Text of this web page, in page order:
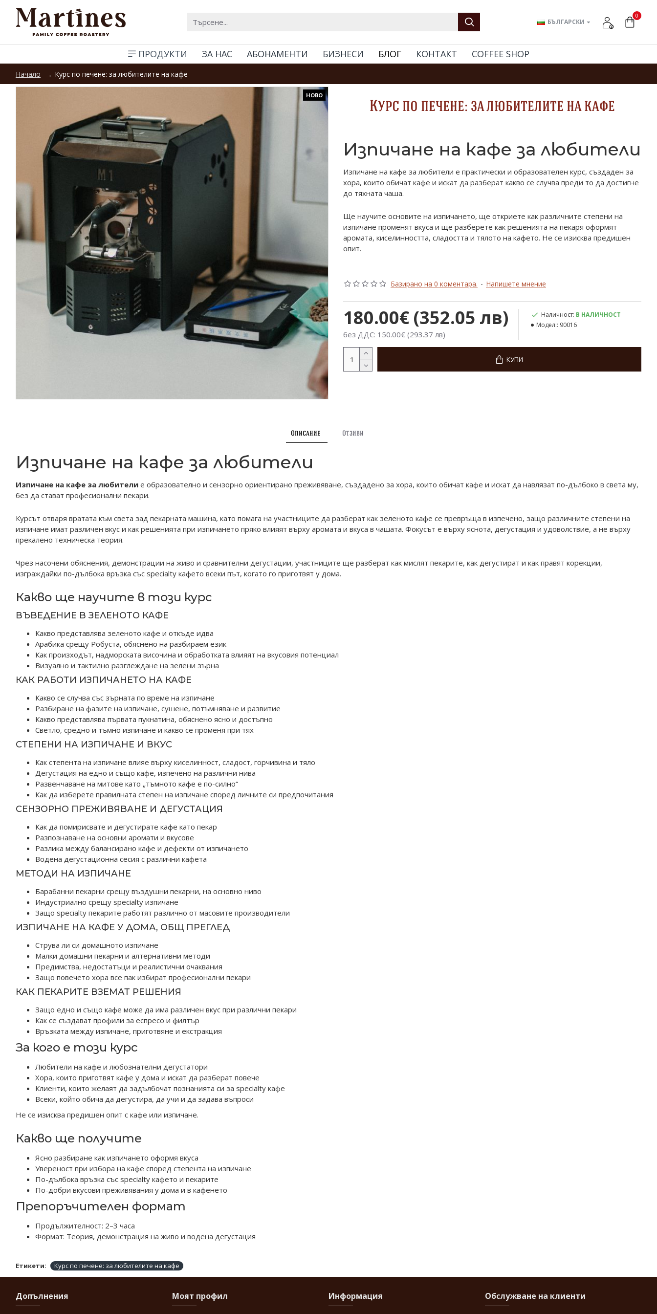
БЪЛГАРСКИ
0
ПРОДУКТИ ЗА НАС АБОНАМЕНТИ БИЗНЕСИ БЛОГ КОНТАКТ COFFEE SHOP
Начало Курс по печене: за любителите на кафе
НОВО
Курс по печене: за любителите на кафе
Изпичане на кафе за любители
Изпичане на кафе за любители е практически и образователен курс, създаден за
хора, които обичат кафе и искат да разберат какво се случва преди то да достигне
до тяхната чаша.
Ще научите основите на изпичането, ще откриете как различните степени на
изпичане променят вкуса и ще разберете как решенията на пекаря оформят
аромата, киселинността, сладостта и тялото на кафето. Не се изисква предишен
опит.
Базирано на 0 коментара. - Напишете мнение
180.00€ (352.05 лв)
без ДДС: 150.00€ (293.37 лв)
Наличност: В НАЛИЧНОСТ
Модел:: 90016
КУПИ
Описание Отзиви
Изпичане на кафе за любители
Изпичане на кафе за любители е образователно и сензорно ориентирано преживяване, създадено за хора, които обичат кафе и искат да навлязат по-дълбоко в света му,
без да стават професионални пекари.
Курсът отваря вратата към света зад пекарната машина, като помага на участниците да разберат как зеленото кафе се превръща в изпечено, защо различните степени на
изпичане имат различен вкус и как решенията при изпичането пряко влияят върху аромата и вкуса в чашата. Фокусът е върху яснота, дегустация и удоволствие, а не върху
прекалено техническа теория.
Чрез насочени обяснения, демонстрации на живо и сравнителни дегустации, участниците ще разберат как мислят пекарите, как дегустират и как правят корекции,
изграждайки по-дълбока връзка със specialty кафето всеки път, когато го приготвят у дома.
Какво ще научите в този курс
ВЪВЕДЕНИЕ В ЗЕЛЕНОТО КАФЕ
Какво представлява зеленото кафе и откъде идва
Арабика срещу Робуста, обяснено на разбираем език
Как произходът, надморската височина и обработката влияят на вкусовия потенциал
Визуално и тактилно разглеждане на зелени зърна
КАК РАБОТИ ИЗПИЧАНЕТО НА КАФЕ
Какво се случва със зърната по време на изпичане
Разбиране на фазите на изпичане, сушене, потъмняване и развитие
Какво представлява първата пукнатина, обяснено ясно и достъпно
Светло, средно и тъмно изпичане и какво се променя при тях
СТЕПЕНИ НА ИЗПИЧАНЕ И ВКУС
Как степента на изпичане влияе върху киселинност, сладост, горчивина и тяло
Дегустация на едно и също кафе, изпечено на различни нива
Развенчаване на митове като „тъмното кафе е по-силно“
Как да изберете правилната степен на изпичане според личните си предпочитания
СЕНЗОРНО ПРЕЖИВЯВАНЕ И ДЕГУСТАЦИЯ
Как да помирисвате и дегустирате кафе като пекар
Разпознаване на основни аромати и вкусове
Разлика между балансирано кафе и дефекти от изпичането
Водена дегустационна сесия с различни кафета
МЕТОДИ НА ИЗПИЧАНЕ
Барабанни пекарни срещу въздушни пекарни, на основно ниво
Индустриално срещу specialty изпичане
Защо specialty пекарите работят различно от масовите производители
ИЗПИЧАНЕ НА КАФЕ У ДОМА, ОБЩ ПРЕГЛЕД
Струва ли си домашното изпичане
Малки домашни пекарни и алтернативни методи
Предимства, недостатъци и реалистични очаквания
Защо повечето хора все пак избират професионални пекари
КАК ПЕКАРИТЕ ВЗЕМАТ РЕШЕНИЯ
Защо едно и също кафе може да има различен вкус при различни пекари
Как се създават профили за еспресо и филтър
Връзката между изпичане, приготвяне и екстракция
За кого е този курс
Любители на кафе и любознателни дегустатори
Хора, които приготвят кафе у дома и искат да разберат повече
Клиенти, които желаят да задълбочат познанията си за specialty кафе
Всеки, който обича да дегустира, да учи и да задава въпроси
Не се изисква предишен опит с кафе или изпичане.
Какво ще получите
Ясно разбиране как изпичането оформя вкуса
Увереност при избора на кафе според степента на изпичане
По-дълбока връзка със specialty кафето и пекарите
По-добри вкусови преживявания у дома и в кафенето
Препоръчителен формат
Продължителност: 2–3 часа
Формат: Теория, демонстрация на живо и водена дегустация
Етикети: Курс по печене: за любителите на кафе
Допълнения Моят профил Информация Обслужване на клиенти